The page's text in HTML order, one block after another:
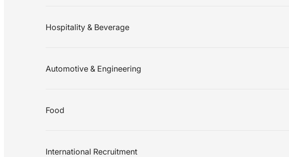
Hospitality & Beverage
Automotive & Engineering
Food
International Recruitment